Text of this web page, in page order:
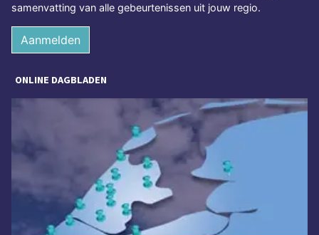
samenvatting van alle gebeurtenissen uit jouw regio.
Aanmelden
ONLINE DAGBLADEN